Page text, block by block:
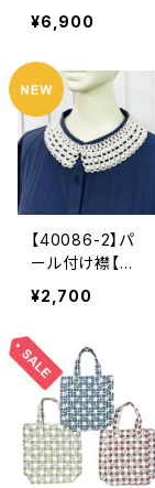
料無料】秋冬バ
ッグ 新作
¥6,900
【40086-2】パ
ール付け襟【送
料無料】フォーマ
ル デイリー使
ト ナチュラ
ル パールネッ
クレス 結婚
式 パーティ
¥2,700